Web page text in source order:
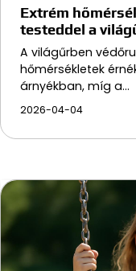
Extrém
testeddel a
A világűrben
hőmérsékletek
árnyékban, míg a…
2026-04-04